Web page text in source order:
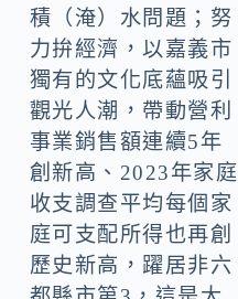
積（淹）水問題；努
力拚經濟，以嘉義市
獨有的文化底蘊吸引
觀光人潮，帶動營利
事業銷售額連續5年
創新高、2023年家庭
收支調查平均每個家
庭可支配所得也再創
歷史新高，躍居非六